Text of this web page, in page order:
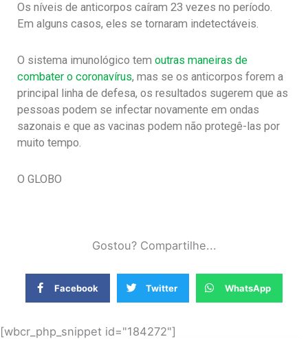
Os níveis de anticorpos caíram 23 vezes no período.
Em alguns casos, eles se tornaram indetectáveis.
O sistema imunológico tem outras maneiras de
combater o coronavírus, mas se os anticorpos forem a
principal linha de defesa, os resultados sugerem que as
pessoas podem se infectar novamente em ondas
sazonais e que as vacinas podem não protegê-las por
muito tempo.
O GLOBO
Gostou? Compartilhe...
Facebook Twitter WhatsApp
[wbcr_php_snippet id="184272"]